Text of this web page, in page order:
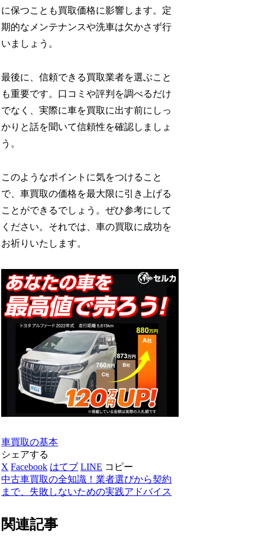
に保つことも買取価格に影響します。定
期的なメンテナンスや洗車は欠かさず行
いましょう。
最後に、信頼できる買取業者を選ぶこと
も重要です。口コミや評判を調べるだけ
でなく、実際に車を買取に出す前にしっ
かりと話を聞いて信頼性を確認しましょ
う。
このようなポイントに気をつけること
で、車買取の価格を最大限に引き上げる
ことができるでしょう。ぜひ参考にして
ください。それでは、車の買取に成功を
お祈りいたします。
車買取の基本
シェアする
X Facebook はてブ LINE コピー
中古車買取の全知識！業者選びから契約
まで、失敗しないための実践アドバイス
関連記事